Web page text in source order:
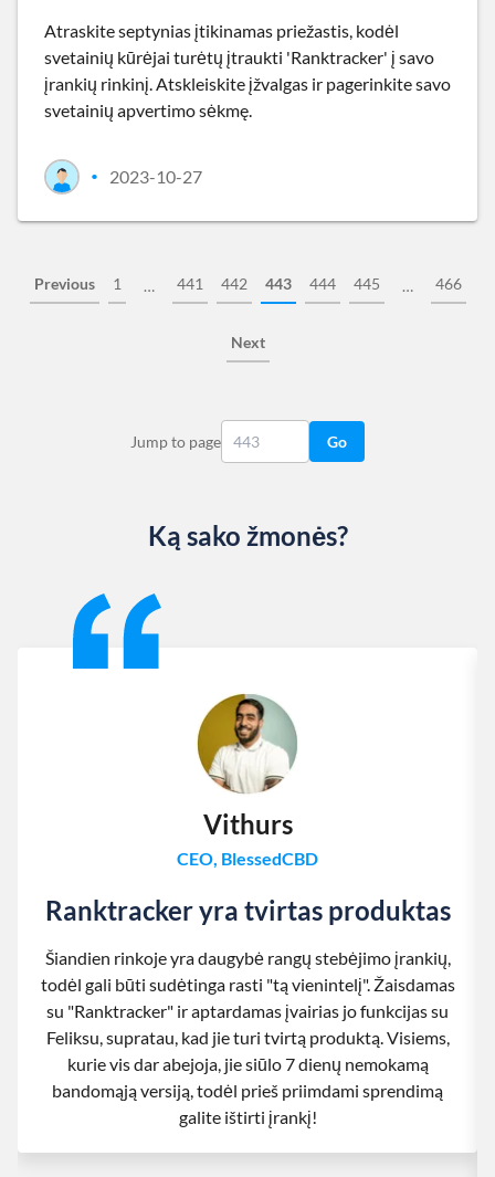
Atraskite septynias įtikinamas priežastis, kodėl
svetainių kūrėjai turėtų įtraukti 'Ranktracker' į savo
įrankių rinkinį. Atskleiskite įžvalgas ir pagerinkite savo
svetainių apvertimo sėkmę.
• 2023-10-27
Previous 1 … 441 442 443 444 445 … 466
Next
Jump to page Go
Ką sako žmonės?
Vithurs
CEO, BlessedCBD
Ranktracker yra tvirtas produktas
Šiandien rinkoje yra daugybė rangų stebėjimo įrankių,
todėl gali būti sudėtinga rasti "tą vienintelį". Žaisdamas
su "Ranktracker" ir aptardamas įvairias jo funkcijas su
Feliksu, supratau, kad jie turi tvirtą produktą. Visiems,
kurie vis dar abejoja, jie siūlo 7 dienų nemokamą
bandomąją versiją, todėl prieš priimdami sprendimą
galite ištirti įrankį!